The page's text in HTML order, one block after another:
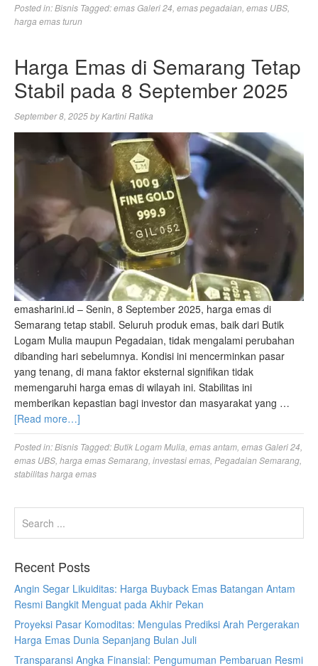
Posted in:Bisnis Tagged:emas Galeri 24, emas pegadaian, emas UBS,
harga emas turun
Harga Emas di Semarang Tetap
Stabil pada 8 September 2025
September 8, 2025byKartini Ratika
emasharini.id – Senin, 8 September 2025, harga emas di
Semarang tetap stabil. Seluruh produk emas, baik dari Butik
Logam Mulia maupun Pegadaian, tidak mengalami perubahan
dibanding hari sebelumnya. Kondisi ini mencerminkan pasar
yang tenang, di mana faktor eksternal signifikan tidak
memengaruhi harga emas di wilayah ini. Stabilitas ini
memberikan kepastian bagi investor dan masyarakat yang …
[Read more…]
Posted in:Bisnis Tagged:Butik Logam Mulia emas antam emas Galeri 24
emas UBS harga emas Semarang investasi emas Pegadaian Semarang
stabilitas harga emas
Recent Posts
Angin Segar Likuiditas: Harga Buyback Emas Batangan Antam
Resmi Bangkit Menguat pada Akhir Pekan
Proyeksi Pasar Komoditas: Mengulas Prediksi Arah Pergerakan
Harga Emas Dunia Sepanjang Bulan Juli
Transparansi Angka Finansial: Pengumuman Pembaruan Resmi